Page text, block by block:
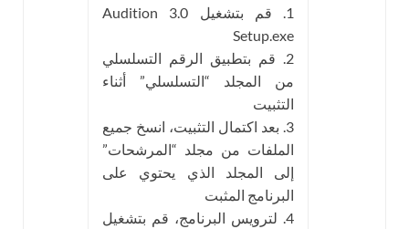
1. قم بتشغيل Audition 3.0
Setup.exe
2. قم بتطبيق الرقم التسلسلي
من المجلد “التسلسلي” أثناء
التثبيت
3. بعد اكتمال التثبيت، انسخ جميع
الملفات من مجلد “المرشحات”
إلى المجلد الذي يحتوي على
البرنامج المثبت
4. لترويس البرنامج، قم بتشغيل